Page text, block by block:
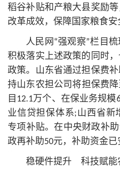
稻谷补贴和产粮大县奖励
改革成效，保障国家粮食安
人民网“强观察”栏目
积极落实上述政策的同时
政策。山东省通过担保费
持山东农担公司将担保费
目12.1万个、在保业务规
业信贷担保体系;山西省新
专项补贴。在中央财政补
政再补助50元，补助资金已
稳硬件提升 科技赋能